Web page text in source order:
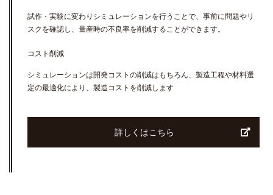
試作・実験に変わりシミュレーションを行うことで、事前に問題やリ
スクを確認し、量産時の不良率を削減することができます。
コスト削減
シミュレーションは開発コストの削減はもちろん、製造工程や材料選
定の最適化により、製造コストを削減します
詳しくはこちら